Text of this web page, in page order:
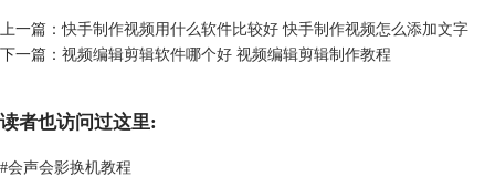
3.如果你不想使用固定的宽高比，而是希望自由地裁剪画面，可以找到宽
上一篇：快手制作视频用什么软件比较好 快手制作视频怎么添加文字
下一篇： 视频编辑剪辑软件哪个好 视频编辑剪辑制作教程
读者也访问过这里:
#会声会影换机教程